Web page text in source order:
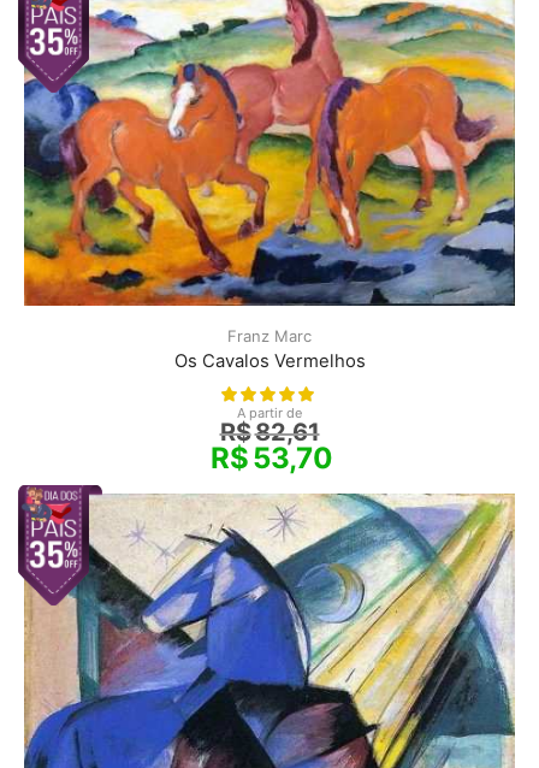
Franz Marc
Os Cavalos Vermelhos
A partir de
R$82,61
R$53,70